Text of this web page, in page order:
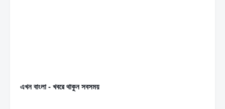
এখন বাংলা - খবরে থাকুন সবসময়